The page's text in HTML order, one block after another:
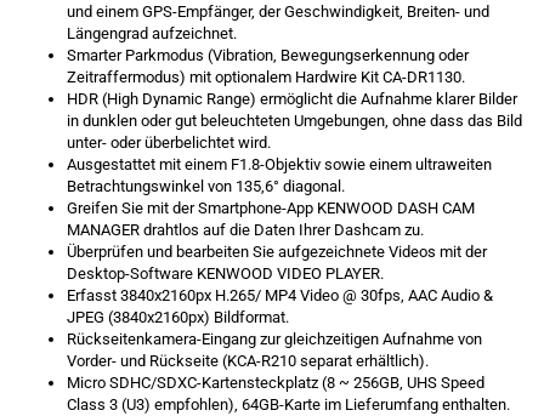
und einem GPS-Empfänger, der Geschwindigkeit, Breiten- und
Längengrad aufzeichnet.
Smarter Parkmodus (Vibration, Bewegungserkennung oder
Zeitraffermodus) mit optionalem Hardwire Kit CA-DR1130.
HDR (High Dynamic Range) ermöglicht die Aufnahme klarer Bilder
in dunklen oder gut beleuchteten Umgebungen, ohne dass das Bild
unter- oder überbelichtet wird.
Ausgestattet mit einem F1.8-Objektiv sowie einem ultraweiten
Betrachtungswinkel von 135,6° diagonal.
Greifen Sie mit der Smartphone-App KENWOOD DASH CAM
MANAGER drahtlos auf die Daten Ihrer Dashcam zu.
Überprüfen und bearbeiten Sie aufgezeichnete Videos mit der
Desktop-Software KENWOOD VIDEO PLAYER.
Erfasst 3840x2160px H.265/ MP4 Video @ 30fps, AAC Audio &
JPEG (3840x2160px) Bildformat.
Rückseitenkamera-Eingang zur gleichzeitigen Aufnahme von
Vorder- und Rückseite (KCA-R210 separat erhältlich).
Micro SDHC/SDXC-Kartensteckplatz (8 ~ 256GB, UHS Speed
Class 3 (U3) empfohlen), 64GB-Karte im Lieferumfang enthalten.